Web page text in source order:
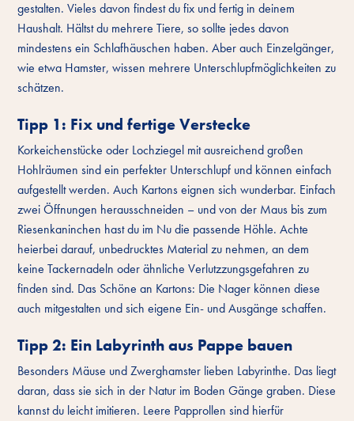
gestalten. Vieles davon findest du fix und fertig in deinem
Haushalt. Hältst du mehrere Tiere, so sollte jedes davon
mindestens ein Schlafhäuschen haben. Aber auch Einzelgänger,
wie etwa Hamster, wissen mehrere Unterschlupfmöglichkeiten zu
schätzen.
Tipp 1: Fix und fertige Verstecke
Korkeichenstücke oder Lochziegel mit ausreichend großen
Hohlräumen sind ein perfekter Unterschlupf und können einfach
aufgestellt werden. Auch Kartons eignen sich wunderbar. Einfach
zwei Öffnungen herausschneiden – und von der Maus bis zum
Riesenkaninchen hast du im Nu die passende Höhle. Achte
heierbei darauf, unbedrucktes Material zu nehmen, an dem
keine Tackernadeln oder ähnliche Verlutzzungsgefahren zu
finden sind. Das Schöne an Kartons: Die Nager können diese
auch mitgestalten und sich eigene Ein- und Ausgänge schaffen.
Tipp 2: Ein Labyrinth aus Pappe bauen
Besonders Mäuse und Zwerghamster lieben Labyrinthe. Das liegt
daran, dass sie sich in der Natur im Boden Gänge graben. Diese
kannst du leicht imitieren. Leere Papprollen sind hierfür